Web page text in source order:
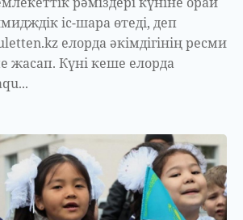
іс-шара өтеді, деп
елорда әкімдігінің ресми
жасап. Күні кеше елорда